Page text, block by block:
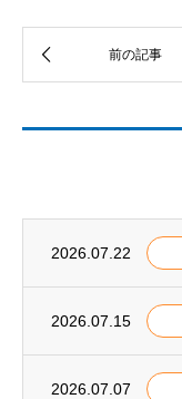
2026.07.22
2026.07.15
2026.07.07